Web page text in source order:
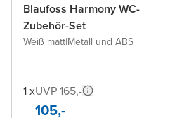
Blaufoss Harmony WC-
Zubehör-Set
Weiß matt|Metall und ABS
1 xUVP 165,-
105,-